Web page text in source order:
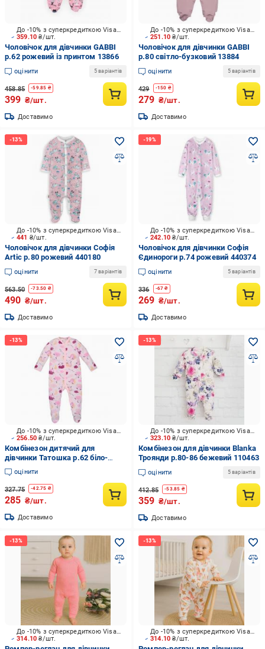
359.10₴/шт.
До -10% з суперкредиткою Visa Вигода
Чоловічок для дівчинки GABBI
р.62 рожевий із принтом 13866
оцінити 5 варіантів
458.85 -59.85 ₴
399 ₴/шт.
Доставимо
251.10₴/шт.
До -10% з суперкредиткою Visa Вигода
Чоловічок для дівчинки GABBI
р.80 світло-бузковий 13884
оцінити 5 варіантів
429 -150 ₴
279 ₴/шт.
Доставимо
441 ₴/шт.
До -10% з суперкредиткою Visa Вигода
Чоловічок для дівчинки Софія
Artic р.80 рожевий 440180
оцінити 7 варіантів
563.50 -73.50 ₴
490 ₴/шт.
Доставимо
242.10₴/шт.
До -10% з суперкредиткою Visa Вигода
Чоловічок для дівчинки Софія
Єдинороги р.74 рожевий 440374
оцінити 5 варіантів
336 -67 ₴
269 ₴/шт.
Доставимо
256.50₴/шт.
До -10% з суперкредиткою Visa Вигода
Комбінезон дитячий для
дівчинки Татошка р.62 біло-
рожевий 1501206сон
оцінити
327.75 -42.75 ₴
285 ₴/шт.
Доставимо
323.10₴/шт.
До -10% з суперкредиткою Visa Вигода
Комбінезон для дівчинки Blanka
Троянди р.80-86 бежевий 110463
оцінити 5 варіантів
412.85 -53.85 ₴
359 ₴/шт.
Доставимо
314.10₴/шт.
До -10% з суперкредиткою Visa Вигода
314.10₴/шт.
До -10% з суперкредиткою Visa Вигода